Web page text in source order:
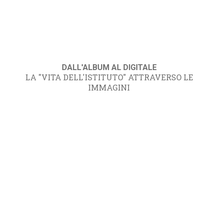
DALL'ALBUM AL DIGITALE
LA "VITA DELL'ISTITUTO" ATTRAVERSO LE
IMMAGINI